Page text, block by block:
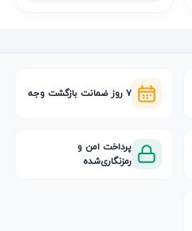
۷ روز ضمانت بازگشت وجه
پرداخت امن و
رمزنگاری‌شده